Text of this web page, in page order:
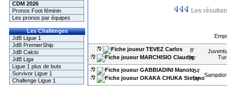
CDM 2026
Pronos Foot féminin
Les pronos par équipes
Les Challenges
JdB Ligue 1
JdB PremierShip
JdB Calcio
JdB Liga
Ligue 1 plus de buts
Survivor Ligue 1
Challenge Ligue 1
Les
TEVEZ Carlos
8'
MARCHISIO Claudio
75'
GABBIADINI Manolo34'
OKAKA CHUKA Stefano
79'